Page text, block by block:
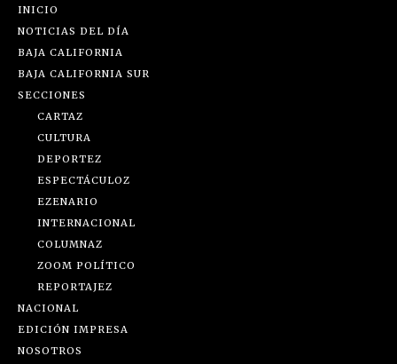
INICIO
NOTICIAS DEL DÍA
BAJA CALIFORNIA
BAJA CALIFORNIA SUR
SECCIONES
CARTAZ
CULTURA
DEPORTEZ
ESPECTÁCULOZ
EZENARIO
INTERNACIONAL
COLUMNAZ
ZOOM POLÍTICO
REPORTAJEZ
NACIONAL
EDICIÓN IMPRESA
NOSOTROS